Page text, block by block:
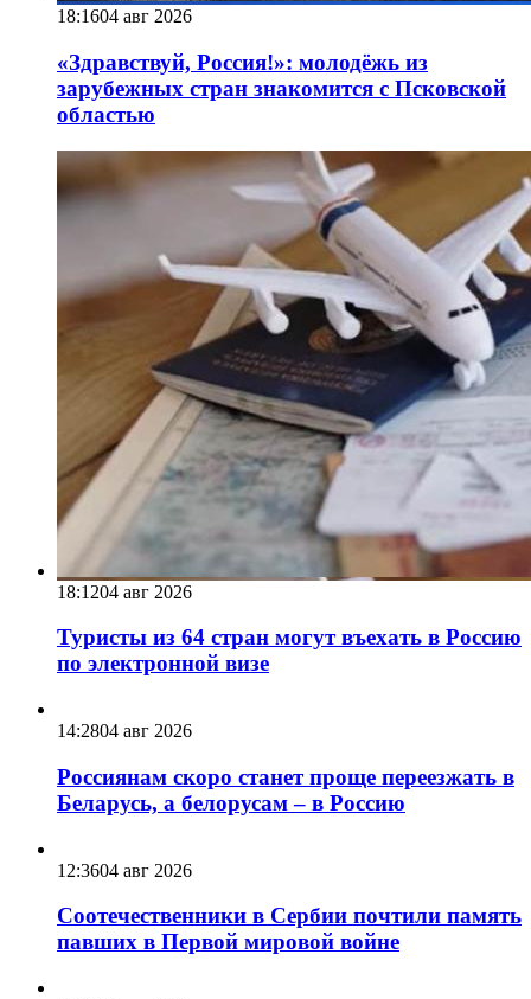
18:1604 авг 2026
«Здравствуй, Россия!»: молодёжь из
зарубежных стран знакомится с Псковской
областью
18:1204 авг 2026
Туристы из 64 стран могут въехать в Россию
по электронной визе
14:2804 авг 2026
Россиянам скоро станет проще переезжать в
Беларусь, а белорусам – в Россию
12:3604 авг 2026
Соотечественники в Сербии почтили память
павших в Первой мировой войне